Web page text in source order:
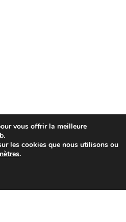
vous offrir la meilleure
les cookies que nous utilisons ou
.